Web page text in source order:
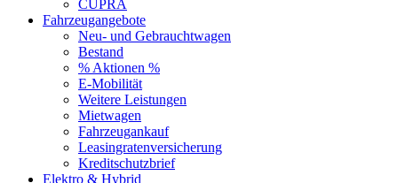
CUPRA
Fahrzeugangebote
Neu- und Gebrauchtwagen
Bestand
% Aktionen %
E-Mobilität
Weitere Leistungen
Mietwagen
Fahrzeugankauf
Leasingratenversicherung
Kreditschutzbrief
Elektro & Hybrid